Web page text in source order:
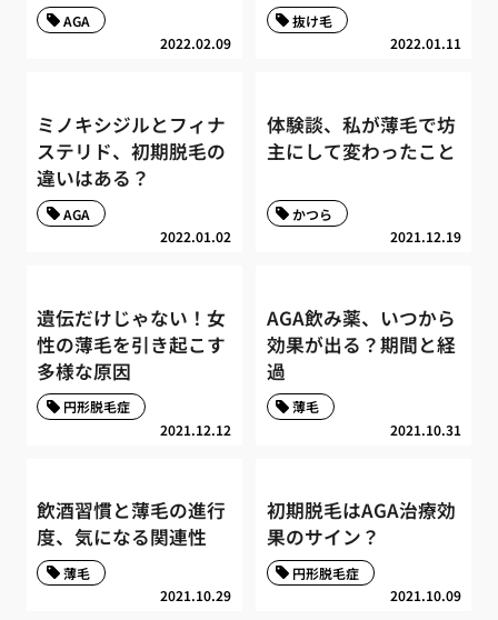
2022.02.09
AGA
2022.01.11
抜け毛
ミノキシジルとフィナ
ステリド、初期脱毛の
違いはある？
2022.01.02
AGA
体験談、私が薄毛で坊
主にして変わったこと
2021.12.19
かつら
遺伝だけじゃない！女
性の薄毛を引き起こす
多様な原因
2021.12.12
円形脱毛症
AGA飲み薬、いつから
効果が出る？期間と経
過
2021.10.31
薄毛
飲酒習慣と薄毛の進行
度、気になる関連性
2021.10.29
薄毛
初期脱毛はAGA治療効
果のサイン？
2021.10.09
円形脱毛症